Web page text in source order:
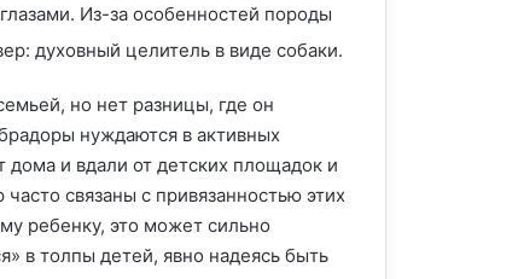
Из-за особенностей породы
но нет разницы, где он
нуждаются в активных
и вдали от детских площадок и
связаны с привязанностью этих
ребенку, это может сильно
в толпы детей, явно надеясь быть